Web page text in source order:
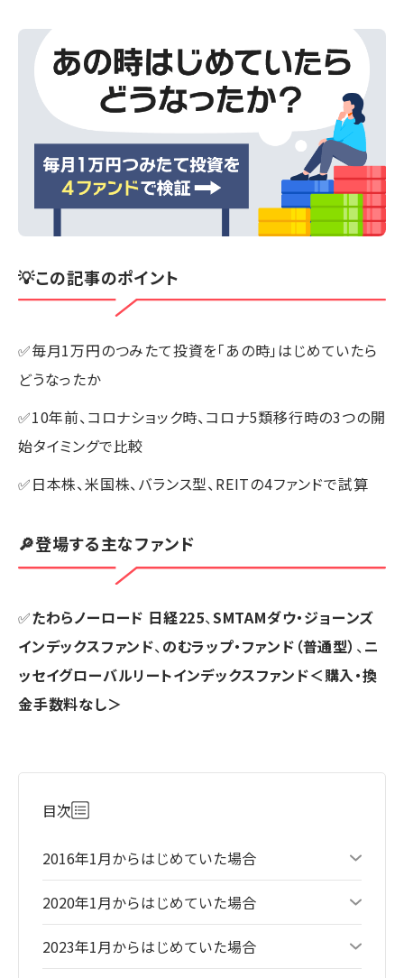
💡この記事のポイント
✅毎月1万円のつみたて投資を「あの時」はじめていたら
どうなったか
✅10年前、コロナショック時、コロナ5類移行時の3つの開
始タイミングで比較
✅日本株、米国株、バランス型、REITの4ファンドで試算
🔎登場する主なファンド
✅たわらノーロード 日経225、SMTAMダウ・ジョーンズ
インデックスファンド、のむラップ・ファンド（普通型） 、ニ
ッセイグローバルリートインデックスファンド＜購入・換
金手数料なし＞
目次
2016年1月からはじめていた場合
2020年1月からはじめていた場合
2023年1月からはじめていた場合